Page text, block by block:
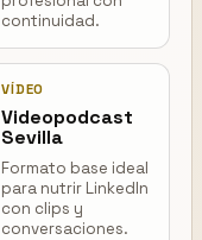
continuidad.
VÍDEO
Videopodcast
Sevilla
Formato base ideal
para nutrir LinkedIn
con clips y
conversaciones.